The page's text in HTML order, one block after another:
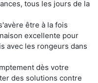
tous les jours de la
être à la fois
excellente pour
avec les rongeurs dans
dès votre
des solutions contre